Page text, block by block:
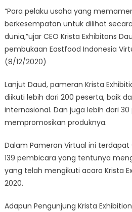
“Para pelaku usaha yang
berkesempatan untuk dilihat
dunia,”ujar CEO Krista Exhibitons
pembukaan Eastfood Indonesia
(8/12/2020)
Lanjut Daud, pameran Krista
diikuti lebih dari 200 peserta, baik
internasional. Dan juga lebih dari 30
mempromosikan produknya.
Dalam Pameran Virtual ini
139 pembicara yang tentunya
yang telah mengikuti acara Krista
2020.
Adapun Pengunjung Krista